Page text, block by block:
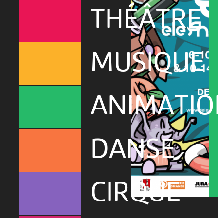
THÉÂTRE
MUSIQUE
DANSE
CIRQUE